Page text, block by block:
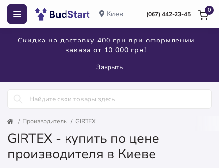
Киев (067) 442-23-45
Скидка на доставку 400 грн при оформлении
заказа от 10 000 грн!
Закрыть
0
Производитель GIRTEX
GIRTEX - купить по цене
производителя в Киеве